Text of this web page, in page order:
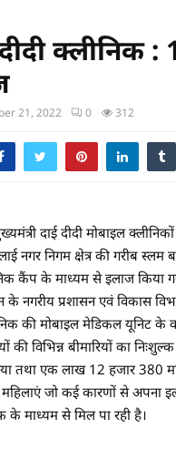
दीदी
21, 2022 0 312
दाई दीदी मोबाइल
नगर निगम क्षेत्र की गरीब
कैंप के माध्यम से इलाज किया
नगरीय प्रशासन एवं विकास
की मोबाइल मेडिकल यूनिट
विभिन्न बीमारियों का
तथा एक लाख 12 हजार 380
जो कई कारणों से अपना
के माध्यम से मिल पा रही है।